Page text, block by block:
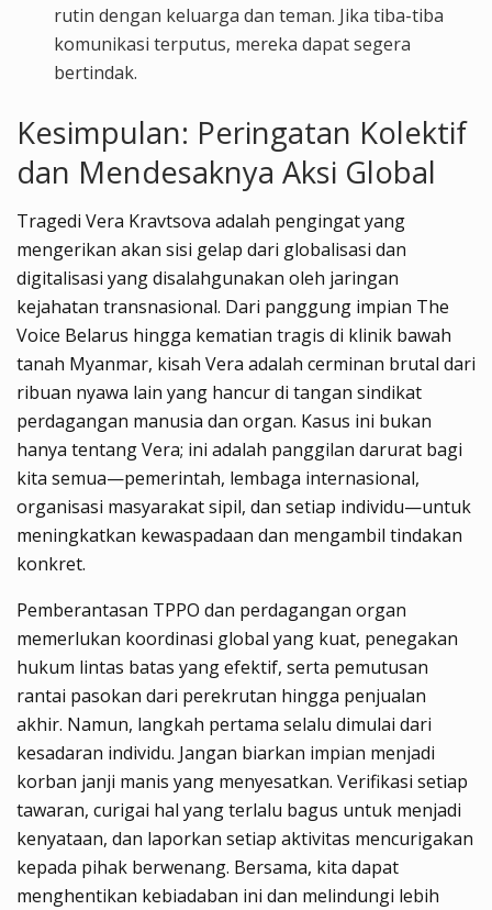
rutin dengan keluarga dan teman. Jika tiba-tiba
komunikasi terputus, mereka dapat segera
bertindak.
Kesimpulan: Peringatan Kolektif
dan Mendesaknya Aksi Global
Tragedi Vera Kravtsova adalah pengingat yang
mengerikan akan sisi gelap dari globalisasi dan
digitalisasi yang disalahgunakan oleh jaringan
kejahatan transnasional. Dari panggung impian The
Voice Belarus hingga kematian tragis di klinik bawah
tanah Myanmar, kisah Vera adalah cerminan brutal dari
ribuan nyawa lain yang hancur di tangan sindikat
perdagangan manusia dan organ. Kasus ini bukan
hanya tentang Vera; ini adalah panggilan darurat bagi
kita semua—pemerintah, lembaga internasional,
organisasi masyarakat sipil, dan setiap individu—untuk
meningkatkan kewaspadaan dan mengambil tindakan
konkret.
Pemberantasan TPPO dan perdagangan organ
memerlukan koordinasi global yang kuat, penegakan
hukum lintas batas yang efektif, serta pemutusan
rantai pasokan dari perekrutan hingga penjualan
akhir. Namun, langkah pertama selalu dimulai dari
kesadaran individu. Jangan biarkan impian menjadi
korban janji manis yang menyesatkan. Verifikasi setiap
tawaran, curigai hal yang terlalu bagus untuk menjadi
kenyataan, dan laporkan setiap aktivitas mencurigakan
kepada pihak berwenang. Bersama, kita dapat
menghentikan kebiadaban ini dan melindungi lebih